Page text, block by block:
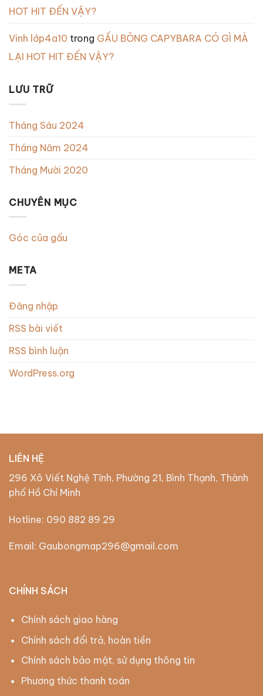
HOT HIT ĐẾN VẬY?
Vinh lớp4a10 trong GẤU BÔNG CAPYBARA CÓ GÌ MÀ
LẠI HOT HIT ĐẾN VẬY?
LƯU TRỮ
Tháng Sáu 2024
Tháng Năm 2024
Tháng Mười 2020
CHUYÊN MỤC
Góc của gấu
META
Đăng nhập
RSS bài viết
RSS bình luận
WordPress.org
LIÊN HỆ
296 Xô Viết Nghệ Tĩnh, Phường 21, Bình Thạnh, Thành
phố Hồ Chí Minh
Hotline: 090 882 89 29
Email: Gaubongmap296@gmail.com
CHÍNH SÁCH
Chính sách giao hàng
Chính sách đổi trả, hoàn tiền
Chính sách bảo mật, sử dụng thông tin
Phương thức thanh toán